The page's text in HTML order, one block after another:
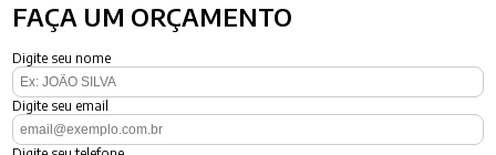
FAÇA UM ORÇAMENTO
Digite seu nome
Digite seu email